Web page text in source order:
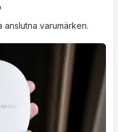
varumärken.